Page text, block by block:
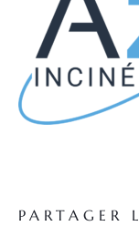
PARTAGER